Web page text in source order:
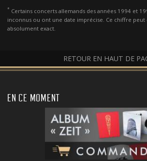
* Certains concerts allemands des années 1994 et
inconnus ou ont une date imprécise. Ce chiffre peut
absolument exact.
RETOUR EN HAUT DE
EN CE MOMENT